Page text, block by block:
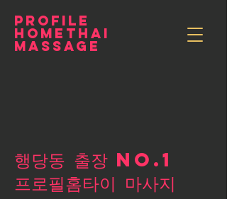
PROFILE
HOMETHAI
MASSAGE
행당동 출장 NO.1
​프로필홈타이 마사지